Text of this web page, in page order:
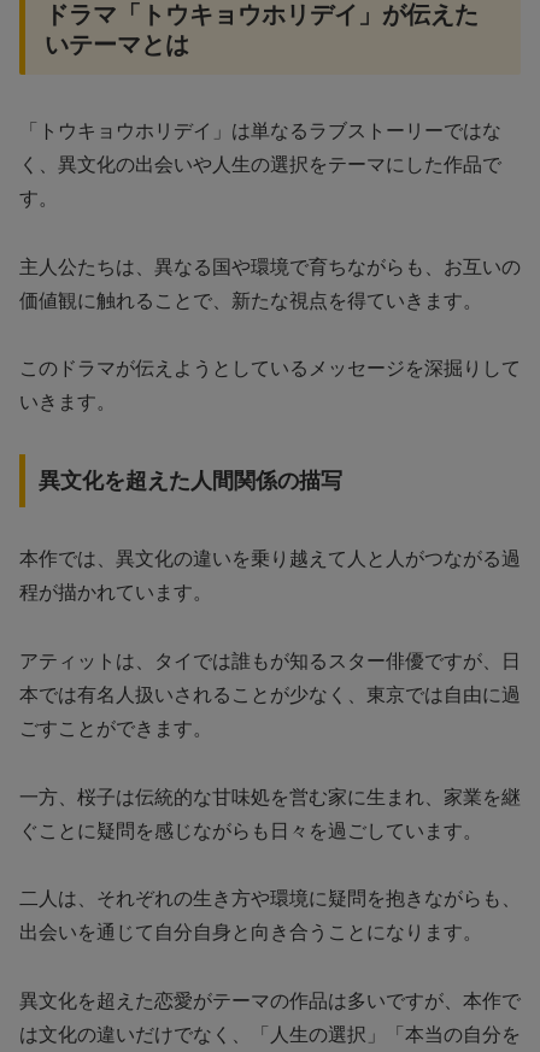
ドラマ「トウキョウホリデイ」が伝えた
いテーマとは
「トウキョウホリデイ」は単なるラブストーリーではな
く、異文化の出会いや人生の選択をテーマにした作品で
す。
主人公たちは、異なる国や環境で育ちながらも、お互いの
価値観に触れることで、新たな視点を得ていきます。
このドラマが伝えようとしているメッセージを深掘りして
いきます。
異文化を超えた人間関係の描写
本作では、異文化の違いを乗り越えて人と人がつながる過
程が描かれています。
アティットは、タイでは誰もが知るスター俳優ですが、日
本では有名人扱いされることが少なく、東京では自由に過
ごすことができます。
一方、桜子は伝統的な甘味処を営む家に生まれ、家業を継
ぐことに疑問を感じながらも日々を過ごしています。
二人は、それぞれの生き方や環境に疑問を抱きながらも、
出会いを通じて自分自身と向き合うことになります。
異文化を超えた恋愛がテーマの作品は多いですが、本作で
は文化の違いだけでなく、「人生の選択」「本当の自分を